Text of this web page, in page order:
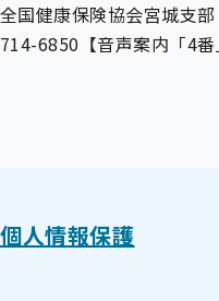
全国健康保険協会宮城支
714-6850【音声案内「4番
個人情報保護